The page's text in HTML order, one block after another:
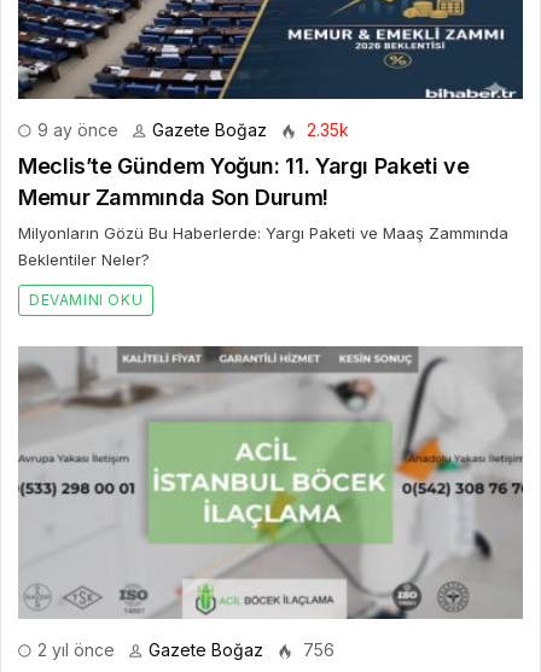
9 ay önce Gazete Boğaz 2.35k
Meclis’te Gündem Yoğun: 11. Yargı Paketi ve
Memur Zammında Son Durum!
Milyonların Gözü Bu Haberlerde: Yargı Paketi ve Maaş Zammında
Beklentiler Neler?
DEVAMINI OKU
2 yıl önce Gazete Boğaz 756